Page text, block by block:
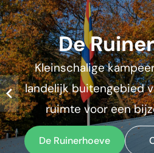
De
Kleinschalige
landelijk buitengebied
ruimte voor een
De Ruinerhoeve